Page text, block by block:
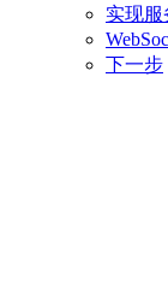
实现
下一步